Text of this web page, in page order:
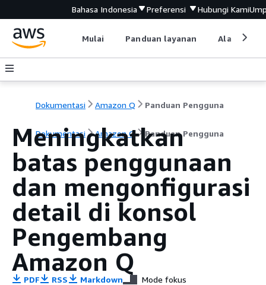
Bahasa Indonesia Preferensi Hubungi Kami
Mulai Panduan layanan Alat
Dokumentasi Amazon Q Panduan Pengguna
Dokumentasi Amazon Q Panduan Pengguna
Meningkatkan
batas penggunaan
dan mengonfigurasi
detail di konsol
Pengembang
Amazon Q
PDF RSS Markdown Mode fokus